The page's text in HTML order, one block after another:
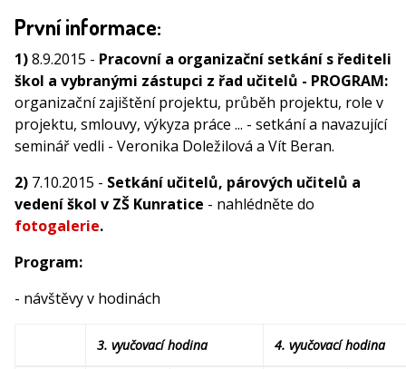
První informace:
1)8.9.2015 - Pracovní a organizační setkání s řediteli
škol a vybranými zástupci z řad učitelů - PROGRAM:
organizační zajištění projektu, průběh projektu, role v
projektu, smlouvy, výkyza práce ... - setkání a navazující
seminář vedli - Veronika Doležilová a Vít Beran.
2) 7.10.2015 - Setkání učitelů, párových učitelů a
vedení škol v ZŠ Kunratice - nahlédněte do
fotogalerie.
Program:
- návštěvy v hodinách
3. vyučovací hodina 4. vyučovací hodina